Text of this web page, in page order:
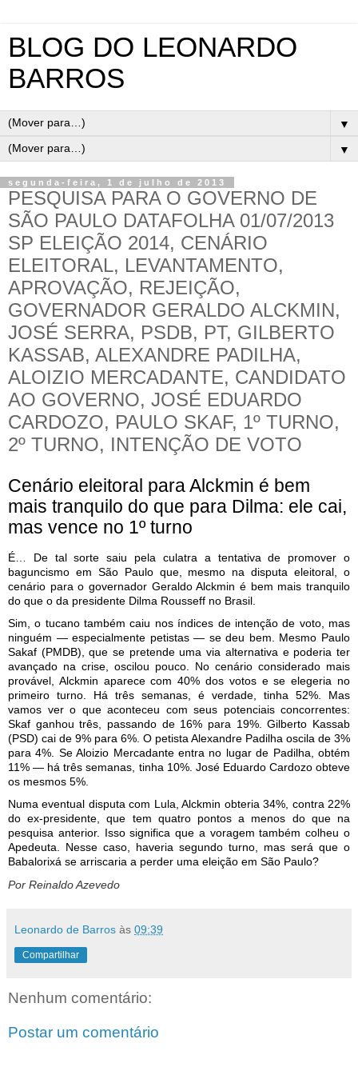
BLOG DO LEONARDO
BARROS
▼
▼
segunda-feira, 1 de julho de 2013
PESQUISA PARA O GOVERNO DE
SÃO PAULO DATAFOLHA 01/07/2013
SP ELEIÇÃO 2014, CENÁRIO
ELEITORAL, LEVANTAMENTO,
APROVAÇÃO, REJEIÇÃO,
GOVERNADOR GERALDO ALCKMIN,
JOSÉ SERRA, PSDB, PT, GILBERTO
KASSAB, ALEXANDRE PADILHA,
ALOIZIO MERCADANTE, CANDIDATO
AO GOVERNO, JOSÉ EDUARDO
CARDOZO, PAULO SKAF, 1º TURNO,
2º TURNO, INTENÇÃO DE VOTO
Cenário eleitoral para Alckmin é bem
mais tranquilo do que para Dilma: ele cai,
mas vence no 1º turno
É… De tal sorte saiu pela culatra a tentativa de promover o
baguncismo em São Paulo que, mesmo na disputa eleitoral, o
cenário para o governador Geraldo Alckmin é bem mais tranquilo
do que o da presidente Dilma Rousseff no Brasil.
Sim, o tucano também caiu nos índices de intenção de voto, mas
ninguém — especialmente petistas — se deu bem. Mesmo Paulo
Sakaf (PMDB), que se pretende uma via alternativa e poderia ter
avançado na crise, oscilou pouco. No cenário considerado mais
provável, Alckmin aparece com 40% dos votos e se elegeria no
primeiro turno. Há três semanas, é verdade, tinha 52%. Mas
vamos ver o que aconteceu com seus potenciais concorrentes:
Skaf ganhou três, passando de 16% para 19%. Gilberto Kassab
(PSD) cai de 9% para 6%. O petista Alexandre Padilha oscila de 3%
para 4%. Se Aloizio Mercadante entra no lugar de Padilha, obtém
11% — há três semanas, tinha 10%. José Eduardo Cardozo obteve
os mesmos 5%.
Numa eventual disputa com Lula, Alckmin obteria 34%, contra 22%
do ex-presidente, que tem quatro pontos a menos do que na
pesquisa anterior. Isso significa que a voragem também colheu o
Apedeuta. Nesse caso, haveria segundo turno, mas será que o
Babalorixá se arriscaria a perder uma eleição em São Paulo?
Por Reinaldo Azevedo
Leonardo de Barros às 09:39
Compartilhar
Nenhum comentário:
Postar um comentário